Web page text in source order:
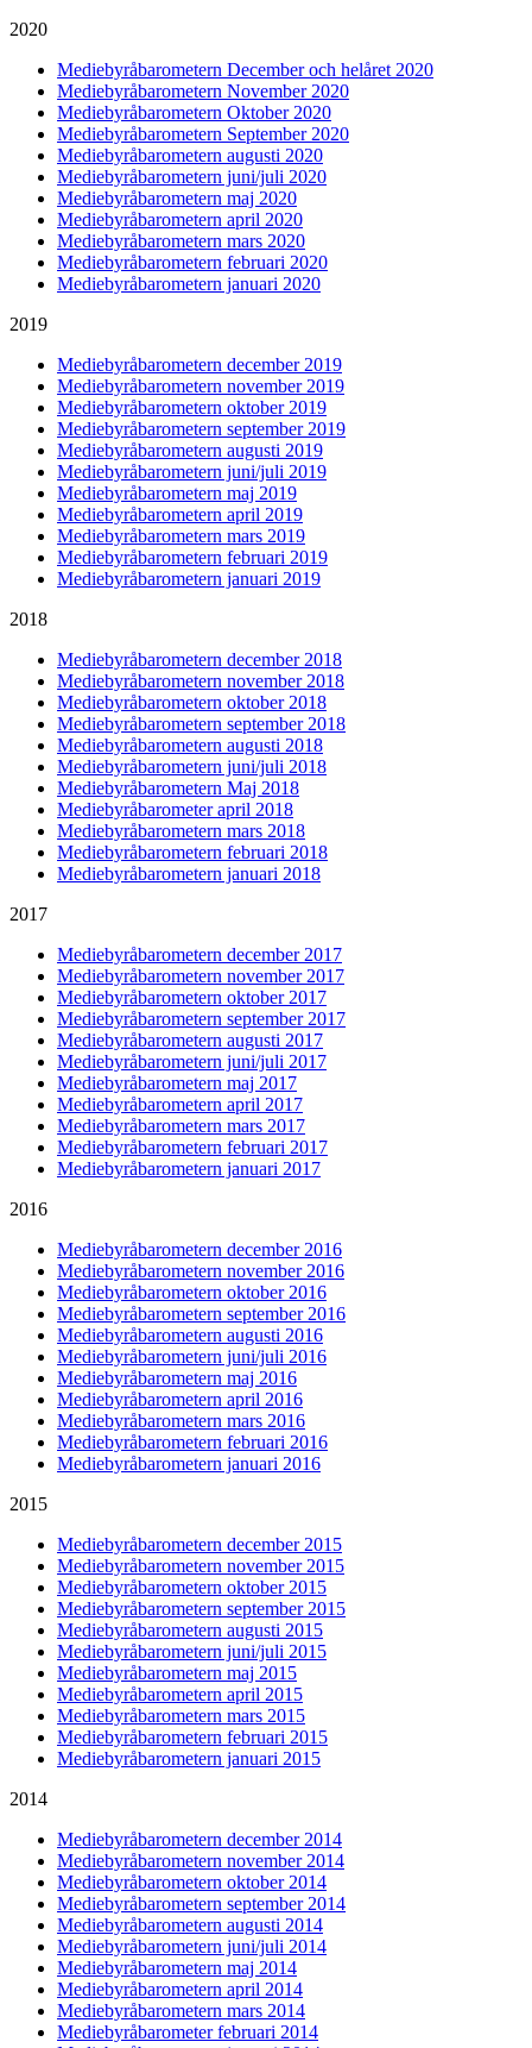
2020
Mediebyråbarometern December och helåret 2020
Mediebyråbarometern November 2020
Mediebyråbarometern Oktober 2020
Mediebyråbarometern September 2020
Mediebyråbarometern augusti 2020
Mediebyråbarometern juni/juli 2020
Mediebyråbarometern maj 2020
Mediebyråbarometern april 2020
Mediebyråbarometern mars 2020
Mediebyråbarometern februari 2020
Mediebyråbarometern januari 2020
2019
Mediebyråbarometern december 2019
Mediebyråbarometern november 2019
Mediebyråbarometern oktober 2019
Mediebyråbarometern september 2019
Mediebyråbarometern augusti 2019
Mediebyråbarometern juni/juli 2019
Mediebyråbarometern maj 2019
Mediebyråbarometern april 2019
Mediebyråbarometern mars 2019
Mediebyråbarometern februari 2019
Mediebyråbarometern januari 2019
2018
Mediebyråbarometern december 2018
Mediebyråbarometern november 2018
Mediebyråbarometern oktober 2018
Mediebyråbarometern september 2018
Mediebyråbarometern augusti 2018
Mediebyråbarometern juni/juli 2018
Mediebyråbarometern Maj 2018
Mediebyråbarometer april 2018
Mediebyråbarometern mars 2018
Mediebyråbarometern februari 2018
Mediebyråbarometern januari 2018
2017
Mediebyråbarometern december 2017
Mediebyråbarometern november 2017
Mediebyråbarometern oktober 2017
Mediebyråbarometern september 2017
Mediebyråbarometern augusti 2017
Mediebyråbarometern juni/juli 2017
Mediebyråbarometern maj 2017
Mediebyråbarometern april 2017
Mediebyråbarometern mars 2017
Mediebyråbarometern februari 2017
Mediebyråbarometern januari 2017
2016
Mediebyråbarometern december 2016
Mediebyråbarometern november 2016
Mediebyråbarometern oktober 2016
Mediebyråbarometern september 2016
Mediebyråbarometern augusti 2016
Mediebyråbarometern juni/juli 2016
Mediebyråbarometern maj 2016
Mediebyråbarometern april 2016
Mediebyråbarometern mars 2016
Mediebyråbarometern februari 2016
Mediebyråbarometern januari 2016
2015
Mediebyråbarometern december 2015
Mediebyråbarometern november 2015
Mediebyråbarometern oktober 2015
Mediebyråbarometern september 2015
Mediebyråbarometern augusti 2015
Mediebyråbarometern juni/juli 2015
Mediebyråbarometern maj 2015
Mediebyråbarometern april 2015
Mediebyråbarometern mars 2015
Mediebyråbarometern februari 2015
Mediebyråbarometern januari 2015
2014
Mediebyråbarometern december 2014
Mediebyråbarometern november 2014
Mediebyråbarometern oktober 2014
Mediebyråbarometern september 2014
Mediebyråbarometern augusti 2014
Mediebyråbarometern juni/juli 2014
Mediebyråbarometern maj 2014
Mediebyråbarometern april 2014
Mediebyråbarometern mars 2014
Mediebyråbarometer februari 2014